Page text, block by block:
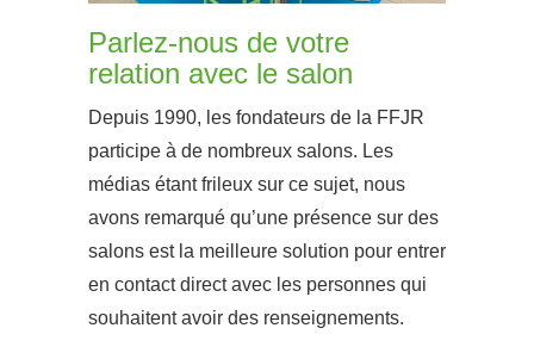
Parlez-nous de votre
relation avec le salon
Depuis 1990, les fondateurs de la FFJR
participe à de nombreux salons. Les
médias étant frileux sur ce sujet, nous
avons remarqué qu’une présence sur des
salons est la meilleure solution pour entrer
en contact direct avec les personnes qui
souhaitent avoir des renseignements.